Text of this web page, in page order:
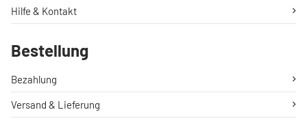
Hilfe & Kontakt
Bestellung
Bezahlung
Versand & Lieferung